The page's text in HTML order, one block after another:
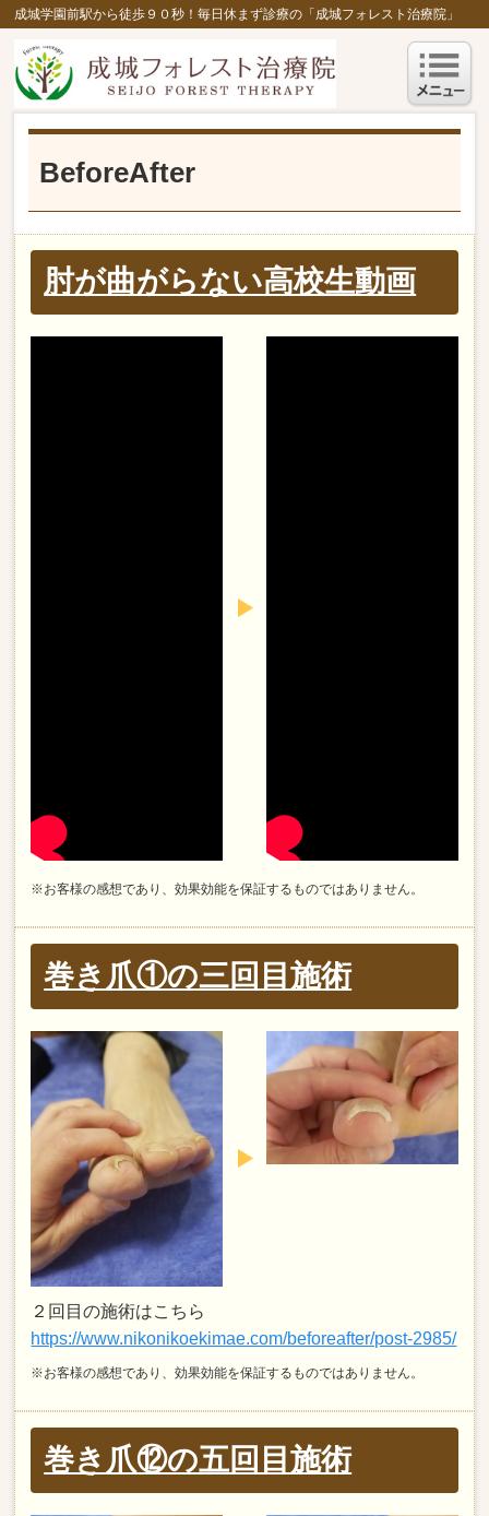
成城学園前駅から徒歩９０秒！毎日休まず診療の「成城フォレスト治療院」
BeforeAfter
肘が曲がらない高校生動画
※お客様の感想であり、効果効能を保証するものではありません。
巻き爪①の三回目施術
２回目の施術はこちら
https://www.nikonikoekimae.com/beforeafter/post-2985/
※お客様の感想であり、効果効能を保証するものではありません。
巻き爪⑫の五回目施術